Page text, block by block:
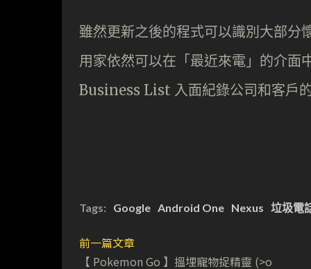
雖然更新之後的程式可以識別大部分
用家依然可以在「最近來電」的介
Business List 入面紀錄公司和客戶
Tags: Google Android One Nexus 垃圾電
前一篇文章
【 Pokemon Go 】搵埋寵物捉精靈 (>o